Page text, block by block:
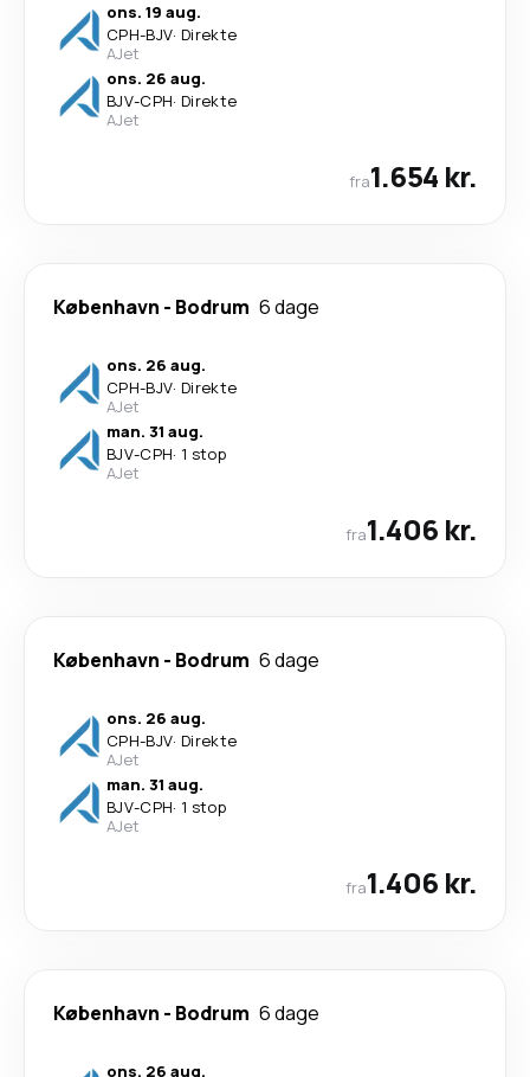
ons. 19 aug.
CPH-BJV· Direkte
AJet
ons. 26 aug.
BJV-CPH· Direkte
AJet
fra1.654 kr.
København - Bodrum 6 dage
ons. 26 aug.
CPH-BJV· Direkte
AJet
man. 31 aug.
BJV-CPH· 1 stop
AJet
fra1.406 kr.
København - Bodrum 6 dage
ons. 26 aug.
CPH-BJV· Direkte
AJet
man. 31 aug.
BJV-CPH· 1 stop
AJet
fra1.406 kr.
København - Bodrum 6 dage
ons. 26 aug.